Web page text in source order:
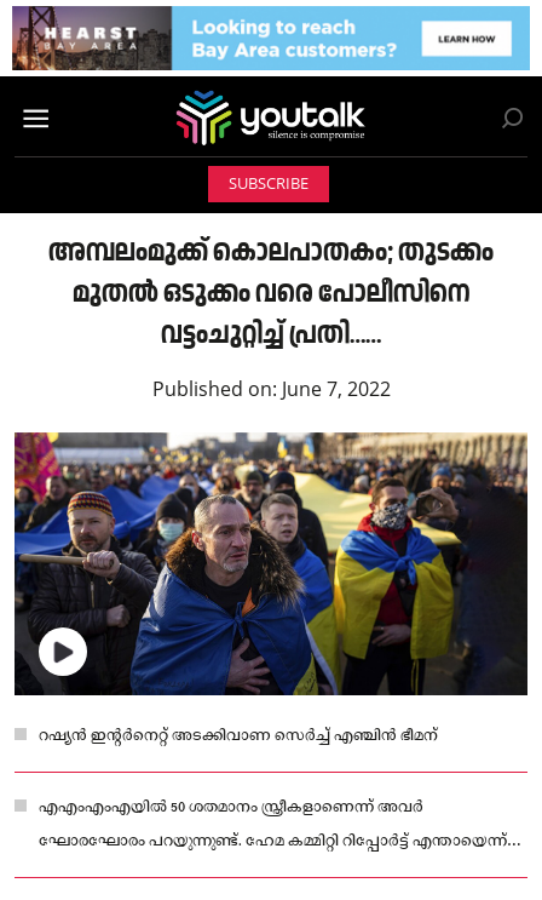
SUBSCRIBE
അമ്പലംമുക്ക് കൊലപാതകം; തുടക്കം
മുതൽ ഒടുക്കം വരെ പോലീസിനെ
വട്ടംചുറ്റിച്ച് പ്രതി……
Published on: June 7, 2022
റഷ്യന്‍ ഇന്റര്‍നെറ്റ് അടക്കിവാണ സെര്‍ച്ച് എഞ്ചിന്‍ ഭീമന്
എഎംഎംഎയിൽ 50 ശതമാനം സ്ത്രീകളാണെന്ന് അവർ
ഘോരഘോരം പറയുന്നുണ്ട്. ഹേമ കമ്മിറ്റി റിപ്പോർട്ട് എന്തായെന്ന്
അവർക്ക് ചോദിച്ചൂടേ?